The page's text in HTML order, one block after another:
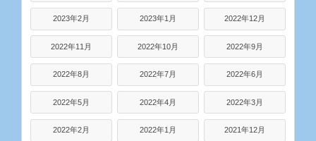
2023年2月 2023年1月 2022年12月
2022年11月 2022年10月 2022年9月
2022年8月 2022年7月 2022年6月
2022年5月 2022年4月 2022年3月
2022年2月 2022年1月 2021年12月